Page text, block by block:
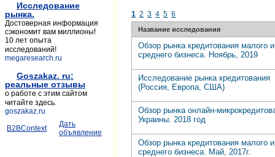
1 2 3 4 5 6
Название исследования
Обзор рынка кредитования малого и
среднего бизнеса. Ноябрь, 2019
Исследование рынка кредитования
(Россия, Европа, США)
Обзор рынка онлайн-
Украины. 2018 год
Обзор рынка кредитования малого и
среднего бизнеса. Май, 2017г.
Исследование
рынка.
Достоверная информация
сэкономит вам миллионы!
10 лет опыта
исследований!
megaresearch.ru
Goszakaz. ru:
реальные отзывы
о работе с этим сайтом
читайте здесь.
goszakaz.ru
B2BContext
Дать
объявление